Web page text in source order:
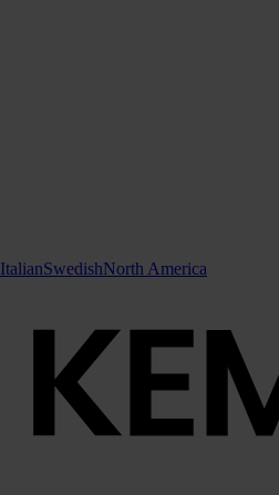
ItalianSwedishNorth America